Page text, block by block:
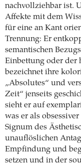
nachvollziehbar ist.
Affekte mit dem
für eine an Kant
Trennung: Er
semantischen
Einbettung oder der
bezeichnet ihre
„Absolutes“ und
Zeit“ jenseits
sieht er auf
was er als
Signum des
unauflöslichen
Empfindung und
setzen und in der